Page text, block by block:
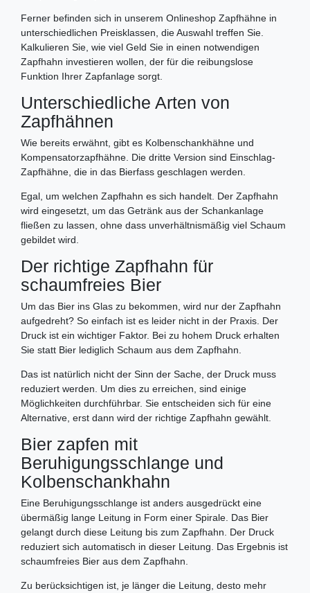
Ferner befinden sich in unserem Onlineshop Zapfhähne in
unterschiedlichen Preisklassen, die Auswahl treffen Sie.
Kalkulieren Sie, wie viel Geld Sie in einen notwendigen
Zapfhahn investieren wollen, der für die reibungslose
Funktion Ihrer Zapfanlage sorgt.
Unterschiedliche Arten von
Zapfhähnen
Wie bereits erwähnt, gibt es Kolbenschankhähne und
Kompensatorzapfhähne. Die dritte Version sind Einschlag-
Zapfhähne, die in das Bierfass geschlagen werden.
Egal, um welchen Zapfhahn es sich handelt. Der Zapfhahn
wird eingesetzt, um das Getränk aus der Schankanlage
fließen zu lassen, ohne dass unverhältnismäßig viel Schaum
gebildet wird.
Der richtige Zapfhahn für
schaumfreies Bier
Um das Bier ins Glas zu bekommen, wird nur der Zapfhahn
aufgedreht? So einfach ist es leider nicht in der Praxis. Der
Druck ist ein wichtiger Faktor. Bei zu hohem Druck erhalten
Sie statt Bier lediglich Schaum aus dem Zapfhahn.
Das ist natürlich nicht der Sinn der Sache, der Druck muss
reduziert werden. Um dies zu erreichen, sind einige
Möglichkeiten durchführbar. Sie entscheiden sich für eine
Alternative, erst dann wird der richtige Zapfhahn gewählt.
Bier zapfen mit
Beruhigungsschlange und
Kolbenschankhahn
Eine Beruhigungsschlange ist anders ausgedrückt eine
übermäßig lange Leitung in Form einer Spirale. Das Bier
gelangt durch diese Leitung bis zum Zapfhahn. Der Druck
reduziert sich automatisch in dieser Leitung. Das Ergebnis ist
schaumfreies Bier aus dem Zapfhahn.
Zu berücksichtigen ist, je länger die Leitung, desto mehr